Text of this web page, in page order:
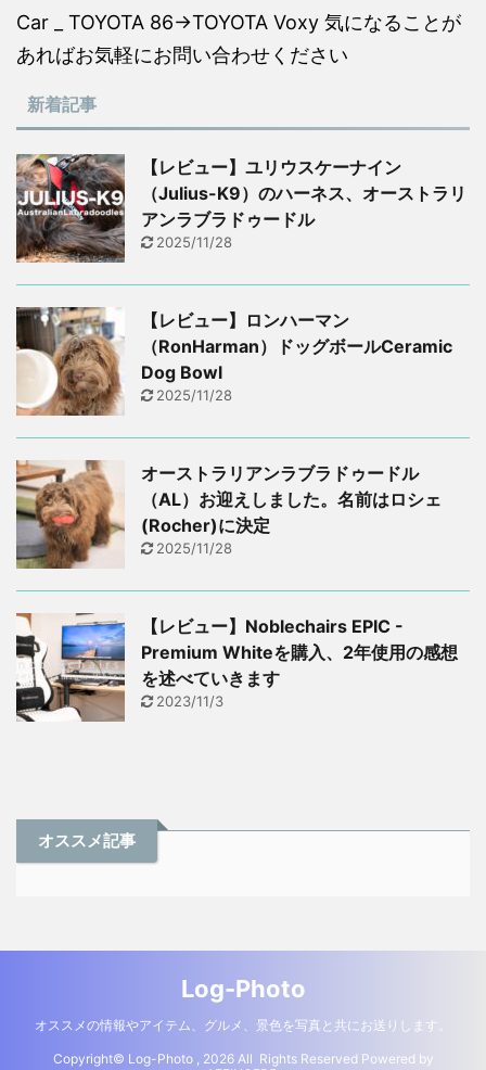
Car _ TOYOTA 86→TOYOTA Voxy 気になることが
あればお気軽にお問い合わせください
新着記事
【レビュー】ユリウスケーナイン
（Julius-K9）のハーネス、オーストラリ
アンラブラドゥードル
2025/11/28
【レビュー】ロンハーマン
（RonHarman）ドッグボールCeramic
Dog Bowl
2025/11/28
オーストラリアンラブラドゥードル
（AL）お迎えしました。名前はロシェ
(Rocher)に決定
2025/11/28
【レビュー】Noblechairs EPIC -
Premium Whiteを購入、2年使用の感想
を述べていきます
2023/11/3
オススメ記事
Log-Photo
オススメの情報やアイテム、グルメ、景色を写真と共にお送りします。
Copyright© Log-Photo , 2026 All Rights Reserved Powered by